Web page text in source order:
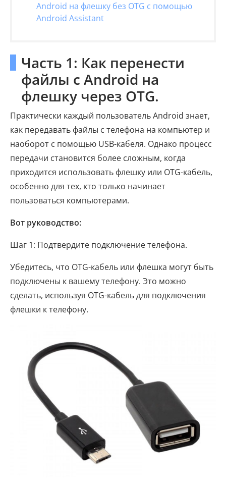
Android на флешку без OTG с помощью
Android Assistant
Часть 1: Как перенести
файлы с Android на
флешку через OTG.
Практически каждый пользователь Android знает,
как передавать файлы с телефона на компьютер и
наоборот с помощью USB-кабеля. Однако процесс
передачи становится более сложным, когда
приходится использовать флешку или OTG-кабель,
особенно для тех, кто только начинает
пользоваться компьютерами.
Вот руководство:
Шаг 1: Подтвердите подключение телефона.
Убедитесь, что OTG-кабель или флешка могут быть
подключены к вашему телефону. Это можно
сделать, используя OTG-кабель для подключения
флешки к телефону.